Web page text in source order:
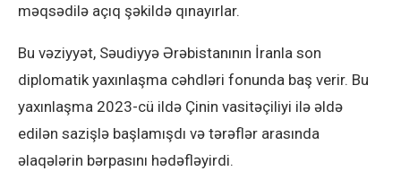
məqsədilə açıq şəkildə qınayırlar.
Bu vəziyyət, Səudiyyə Ərəbistanının İranla son
diplomatik yaxınlaşma cəhdləri fonunda baş verir. Bu
yaxınlaşma 2023-cü ildə Çinin vasitəçiliyi ilə əldə
edilən sazişlə başlamışdı və tərəflər arasında
əlaqələrin bərpasını hədəfləyirdi.